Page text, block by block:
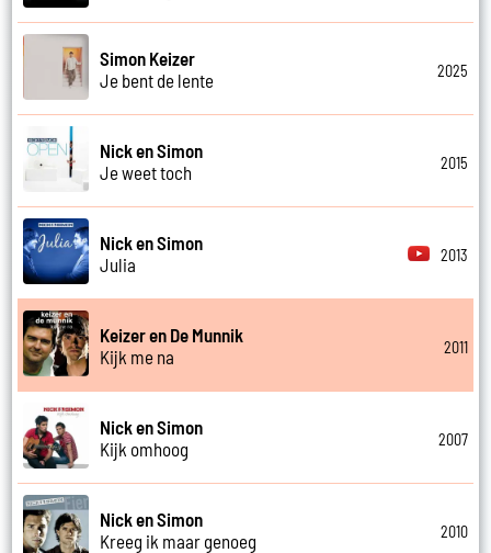
Simon Keizer
Je bent de lente
2025
Nick en Simon
Je weet toch
2015
Nick en Simon
Julia
2013
Keizer en De Munnik
Kijk me na
2011
Nick en Simon
Kijk omhoog
2007
Nick en Simon
Kreeg ik maar genoeg
2010